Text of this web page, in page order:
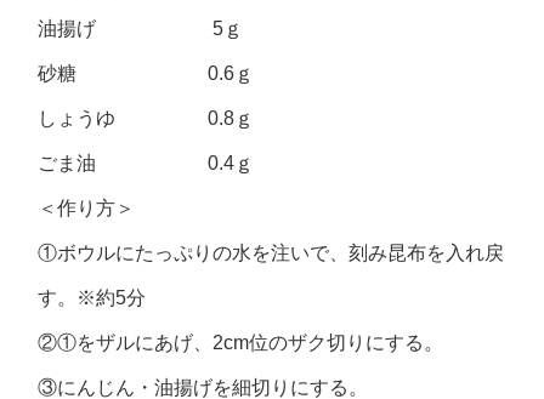
油揚げ 5ｇ
砂糖 0.6ｇ
しょうゆ 0.8ｇ
ごま油 0.4ｇ
＜作り方＞
①ボウルにたっぷりの水を注いで、刻み昆布を入れ戻
す。※約5分
②①をザルにあげ、2cm位のザク切りにする。
③にんじん・油揚げを細切りにする。